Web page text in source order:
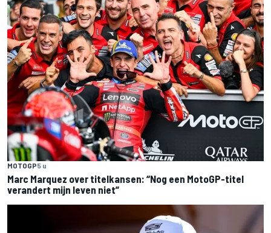
MOTOGP5 u
Marc Marquez over titelkansen: “Nog een MotoGP-titel
verandert mijn leven niet”